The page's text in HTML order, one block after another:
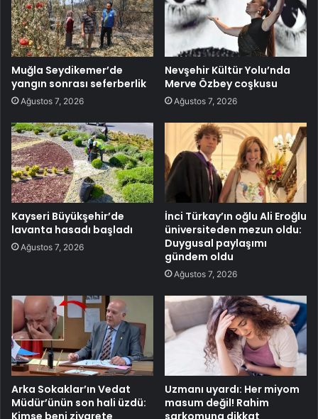
Muğla Seydikemer’de
yangın sonrası seferberlik
Ağustos 7, 2026
Nevşehir Kültür Yolu’nda
Merve Özbey coşkusu
Ağustos 7, 2026
Kayseri Büyükşehir’de
lavanta hasadı başladı
Ağustos 7, 2026
İnci Türkay’ın oğlu Ali Eroğlu
üniversiteden mezun oldu:
Duygusal paylaşımı
gündem oldu
Ağustos 7, 2026
Arka Sokaklar’ın Vedat
Müdür’ünün son hali üzdü:
Kimse beni ziyarete
Uzmanı uyardı: Her miyom
masum değil! Rahim
sarkomuna dikkat